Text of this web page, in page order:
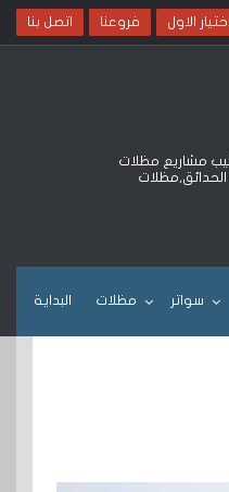
الاول فروعنا اتصل بنا
جوال 0500559613 – 0535553929 مظلات وسواتر الرياض – تركيب مشاريع مظلات
البداية مظلات سواتر